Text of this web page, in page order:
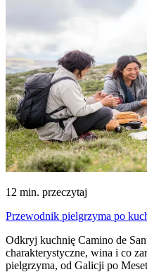
12 min. przeczytaj
Przewodnik pielgrzyma po
Odkryj kuchnię Camino de
charakterystyczne, wina i co
pielgrzyma, od Galicji po